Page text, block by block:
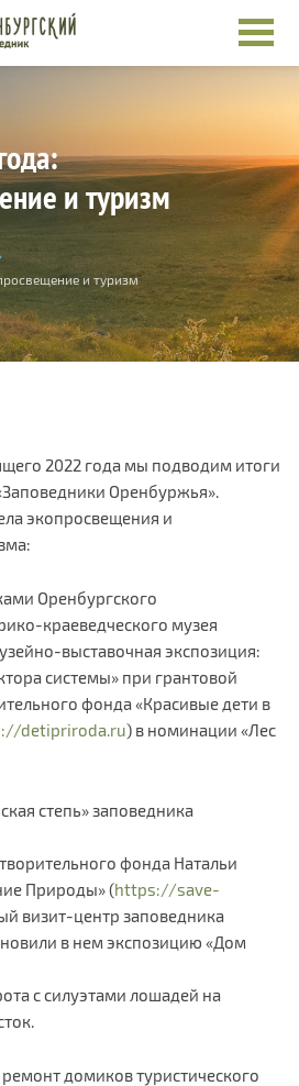
и туризм
и туризм
2022 года мы подводим итоги
Оренбуржья».
экопросвещения и
Оренбургского
краеведческого музея
выставочная экспозиция:
системы» при грантовой
фонда «Красивые дети в
detipriroda.ru) в номинации «Лес
степь» заповедника
фонда Натальи
Природы» (https://save-
визит-центр заповедника
в нем экспозицию «Дом
с силуэтами лошадей на
домиков туристического